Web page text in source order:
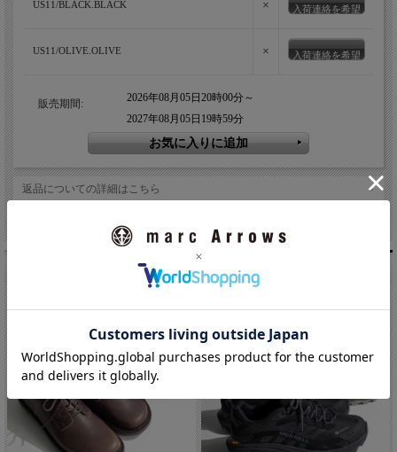
US11/BLACK.BLACK × 入荷連絡を希望
US11/OLIVE.OLIVE × 入荷連絡を希望
販売期間:
2026年08月05日20時00分～
2027年08月05日19時59分
返品についての詳細はこちら
こちらもオススメです。